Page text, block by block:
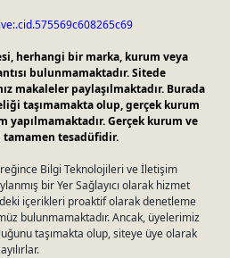
herhangi bir marka, kurum veya
bulunmamaktadır. Sitede
makaleler paylaşılmaktadır. Burada
taşımamakta olup, gerçek kurum
yapılmamaktadır. Gerçek kurum ve
tesadüfidir.
Bilgi Teknolojileri ve İletişim
bir Yer Sağlayıcı olarak hizmet
içerikleri proaktif olarak denetleme
bulunmamaktadır. Ancak, üyelerimiz
taşımakta olup, siteye üye olarak